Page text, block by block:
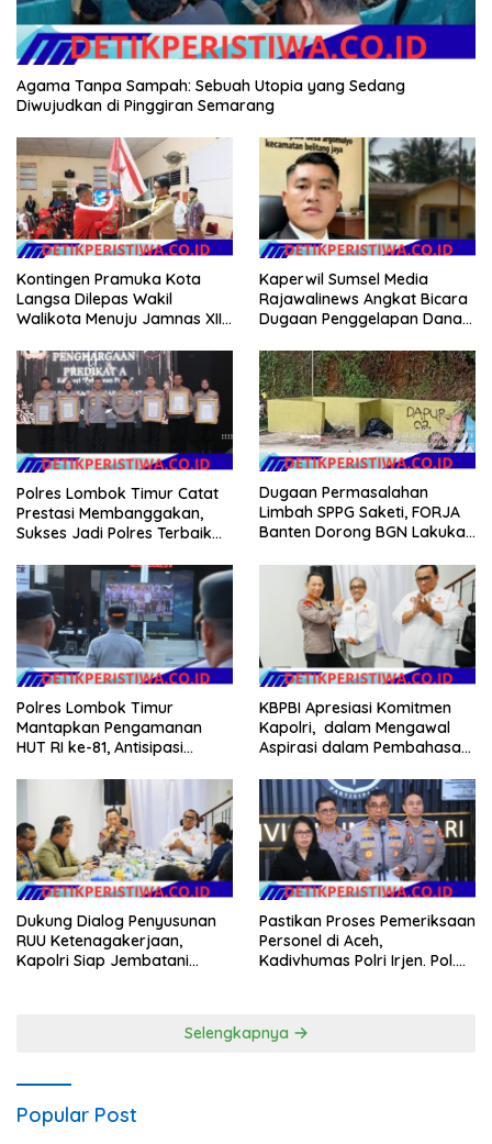
Agama Tanpa Sampah: Sebuah Utopia yang Sedang
Diwujudkan di Pinggiran Semarang
Kontingen Pramuka Kota
Langsa Dilepas Wakil
Walikota Menuju Jamnas XII
Kaperwil Sumsel Media
Rajawalinews Angkat Bicara
Dugaan Penggelapan Dana
Argomulyo Belitang Jaya
Hilang 3 Bulan Bawa
Anggaran Pembangunan
Polres Lombok Timur Catat
Prestasi Membanggakan,
Sukses Jadi Polres Terbaik
NTB
Dugaan Permasalahan
Limbah SPPG Saketi, FORJA
Banten Dorong BGN Lakukan
Polres Lombok Timur
Mantapkan Pengamanan
HUT RI ke-81, Antisipasi
Agenda Kapolri
KBPBI Apresiasi Komitmen
Kapolri, dalam Mengawal
Aspirasi dalam Pembahasan
Dukung Dialog Penyusunan
RUU Ketenagakerjaan,
Kapolri Siap Jembatani
Pastikan Proses Pemeriksaan
Personel di Aceh,
Kadivhumas Polri Irjen. Pol.
Selengkapnya
Popular Post